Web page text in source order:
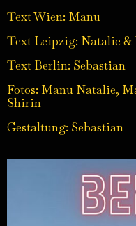
Text Wien: Manu
Text Leipzig: Natalie
Text Berlin: Sebastian
Fotos: Manu Natalie,
Shirin
Gestaltung: Sebastian